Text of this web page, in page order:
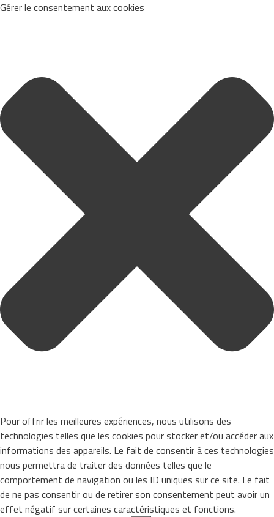
Gérer le consentement aux cookies
Pour offrir les meilleures expériences, nous utilisons des
technologies telles que les cookies pour stocker et/ou accéder aux
informations des appareils. Le fait de consentir à ces technologies
nous permettra de traiter des données telles que le
comportement de navigation ou les ID uniques sur ce site. Le fait
de ne pas consentir ou de retirer son consentement peut avoir un
effet négatif sur certaines caractéristiques et fonctions.